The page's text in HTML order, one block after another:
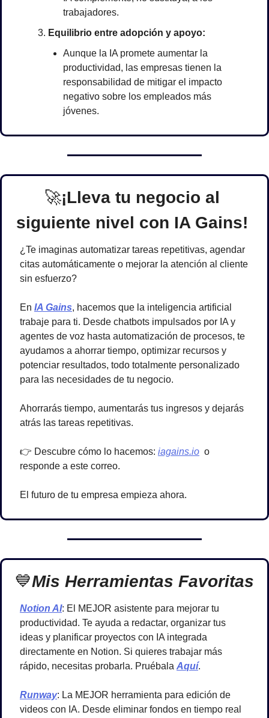
trabajadores.
Equilibrio entre adopción y apoyo:
Aunque la IA promete aumentar la
productividad, las empresas tienen la
responsabilidad de mitigar el impacto
negativo sobre los empleados más
jóvenes.
🚀¡Lleva tu negocio al
siguiente nivel con IA Gains!
¿Te imaginas automatizar tareas repetitivas, agendar
citas automáticamente o mejorar la atención al cliente
sin esfuerzo?
En IA Gains, hacemos que la inteligencia artificial
trabaje para ti. Desde chatbots impulsados por IA y
agentes de voz hasta automatización de procesos, te
ayudamos a ahorrar tiempo, optimizar recursos y
potenciar resultados, todo totalmente personalizado
para las necesidades de tu negocio.
Ahorrarás tiempo, aumentarás tus ingresos y dejarás
atrás las tareas repetitivas.
👉 Descubre cómo lo hacemos: iagains.io
  o
responde a este correo.
El futuro de tu empresa empieza ahora.
💙Mis Herramientas Favoritas
Notion AI: El MEJOR asistente para mejorar tu
productividad. Te ayuda a redactar, organizar tus
ideas y planificar proyectos con IA integrada
directamente en Notion. Si quieres trabajar más
rápido, necesitas probarla. Pruébala Aquí.
Runway: La MEJOR herramienta para edición de
videos con IA. Desde eliminar fondos en tiempo real